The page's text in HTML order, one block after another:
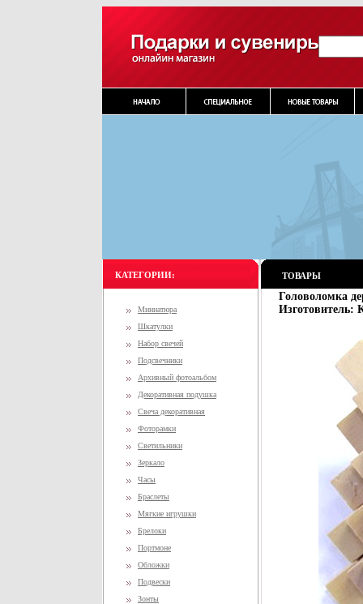
КАТЕГОРИИ:
Миниатюра
Шкатулки
Набор свечей
Подсвечники
Архивный фотоальбом
Декоративная подушка
Свеча декоративная
Фоторамки
Светильники
Зеркало
Часы
Браслеты
Мягкие игрушки
Брелоки
Портмоне
Обложки
Подвески
Зонты
ТОВАРЫ
Головоломка
Изготовитель: